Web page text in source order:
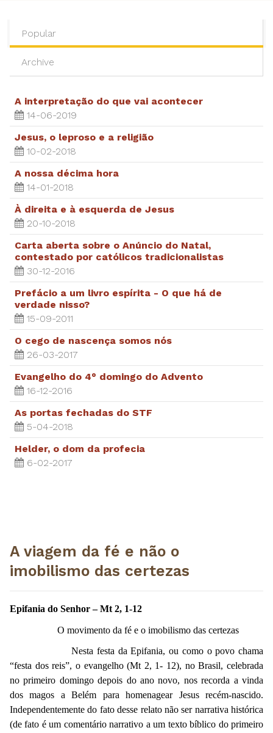
Popular
Archive
A interpretação do que vai acontecer
14-06-2019
Jesus, o leproso e a religião
10-02-2018
A nossa décima hora
14-01-2018
À direita e à esquerda de Jesus
20-10-2018
Carta aberta sobre o Anúncio do Natal,
contestado por católicos tradicionalistas
30-12-2016
Prefácio a um livro espírita - O que há de
verdade nisso?
15-09-2011
O cego de nascença somos nós
26-03-2017
Evangelho do 4° domingo do Advento
16-12-2016
As portas fechadas do STF
5-04-2018
Helder, o dom da profecia
6-02-2017
A viagem da fé e não o
imobilismo das certezas
Epifania do Senhor – Mt 2, 1-12
O movimento da fé e o imobilismo das certezas
Nesta festa da Epifania, ou como o povo chama
“festa dos reis”, o evangelho (Mt 2, 1- 12), no Brasil, celebrada
no primeiro domingo depois do ano novo, nos recorda a vinda
dos magos a Belém para homenagear Jesus recém-nascido.
Independentemente do fato desse relato não ser narrativa histórica
(de fato é um comentário narrativo a um texto bíblico do primeiro